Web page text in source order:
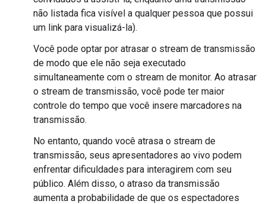
não listada fica visível a qualquer pessoa que possui
um link para visualizá-la).
Você pode optar por atrasar o stream de transmissão
de modo que ele não seja executado
simultaneamente com o stream de monitor. Ao atrasar
o stream de transmissão, você pode ter maior
controle do tempo que você insere marcadores na
transmissão.
No entanto, quando você atrasa o stream de
transmissão, seus apresentadores ao vivo podem
enfrentar dificuldades para interagirem com seu
público. Além disso, o atraso da transmissão
aumenta a probabilidade de que os espectadores